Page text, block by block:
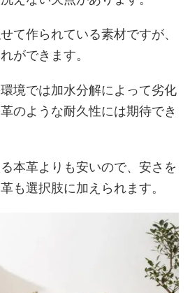
て作られている素材ですが、
ができます。
境では加水分解によって劣化
のような耐久性には期待でき
本革よりも安いので、安さを
も選択肢に加えられます。